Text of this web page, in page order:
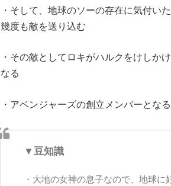
・そして、地球のソーの存在に気付い
幾度も敵を送り込む
・その敵としてロキがハルクをけしか
なる
・アベンジャーズの創立メンバーとなる
▼豆知識
・大地の女神の息子なので、地球に